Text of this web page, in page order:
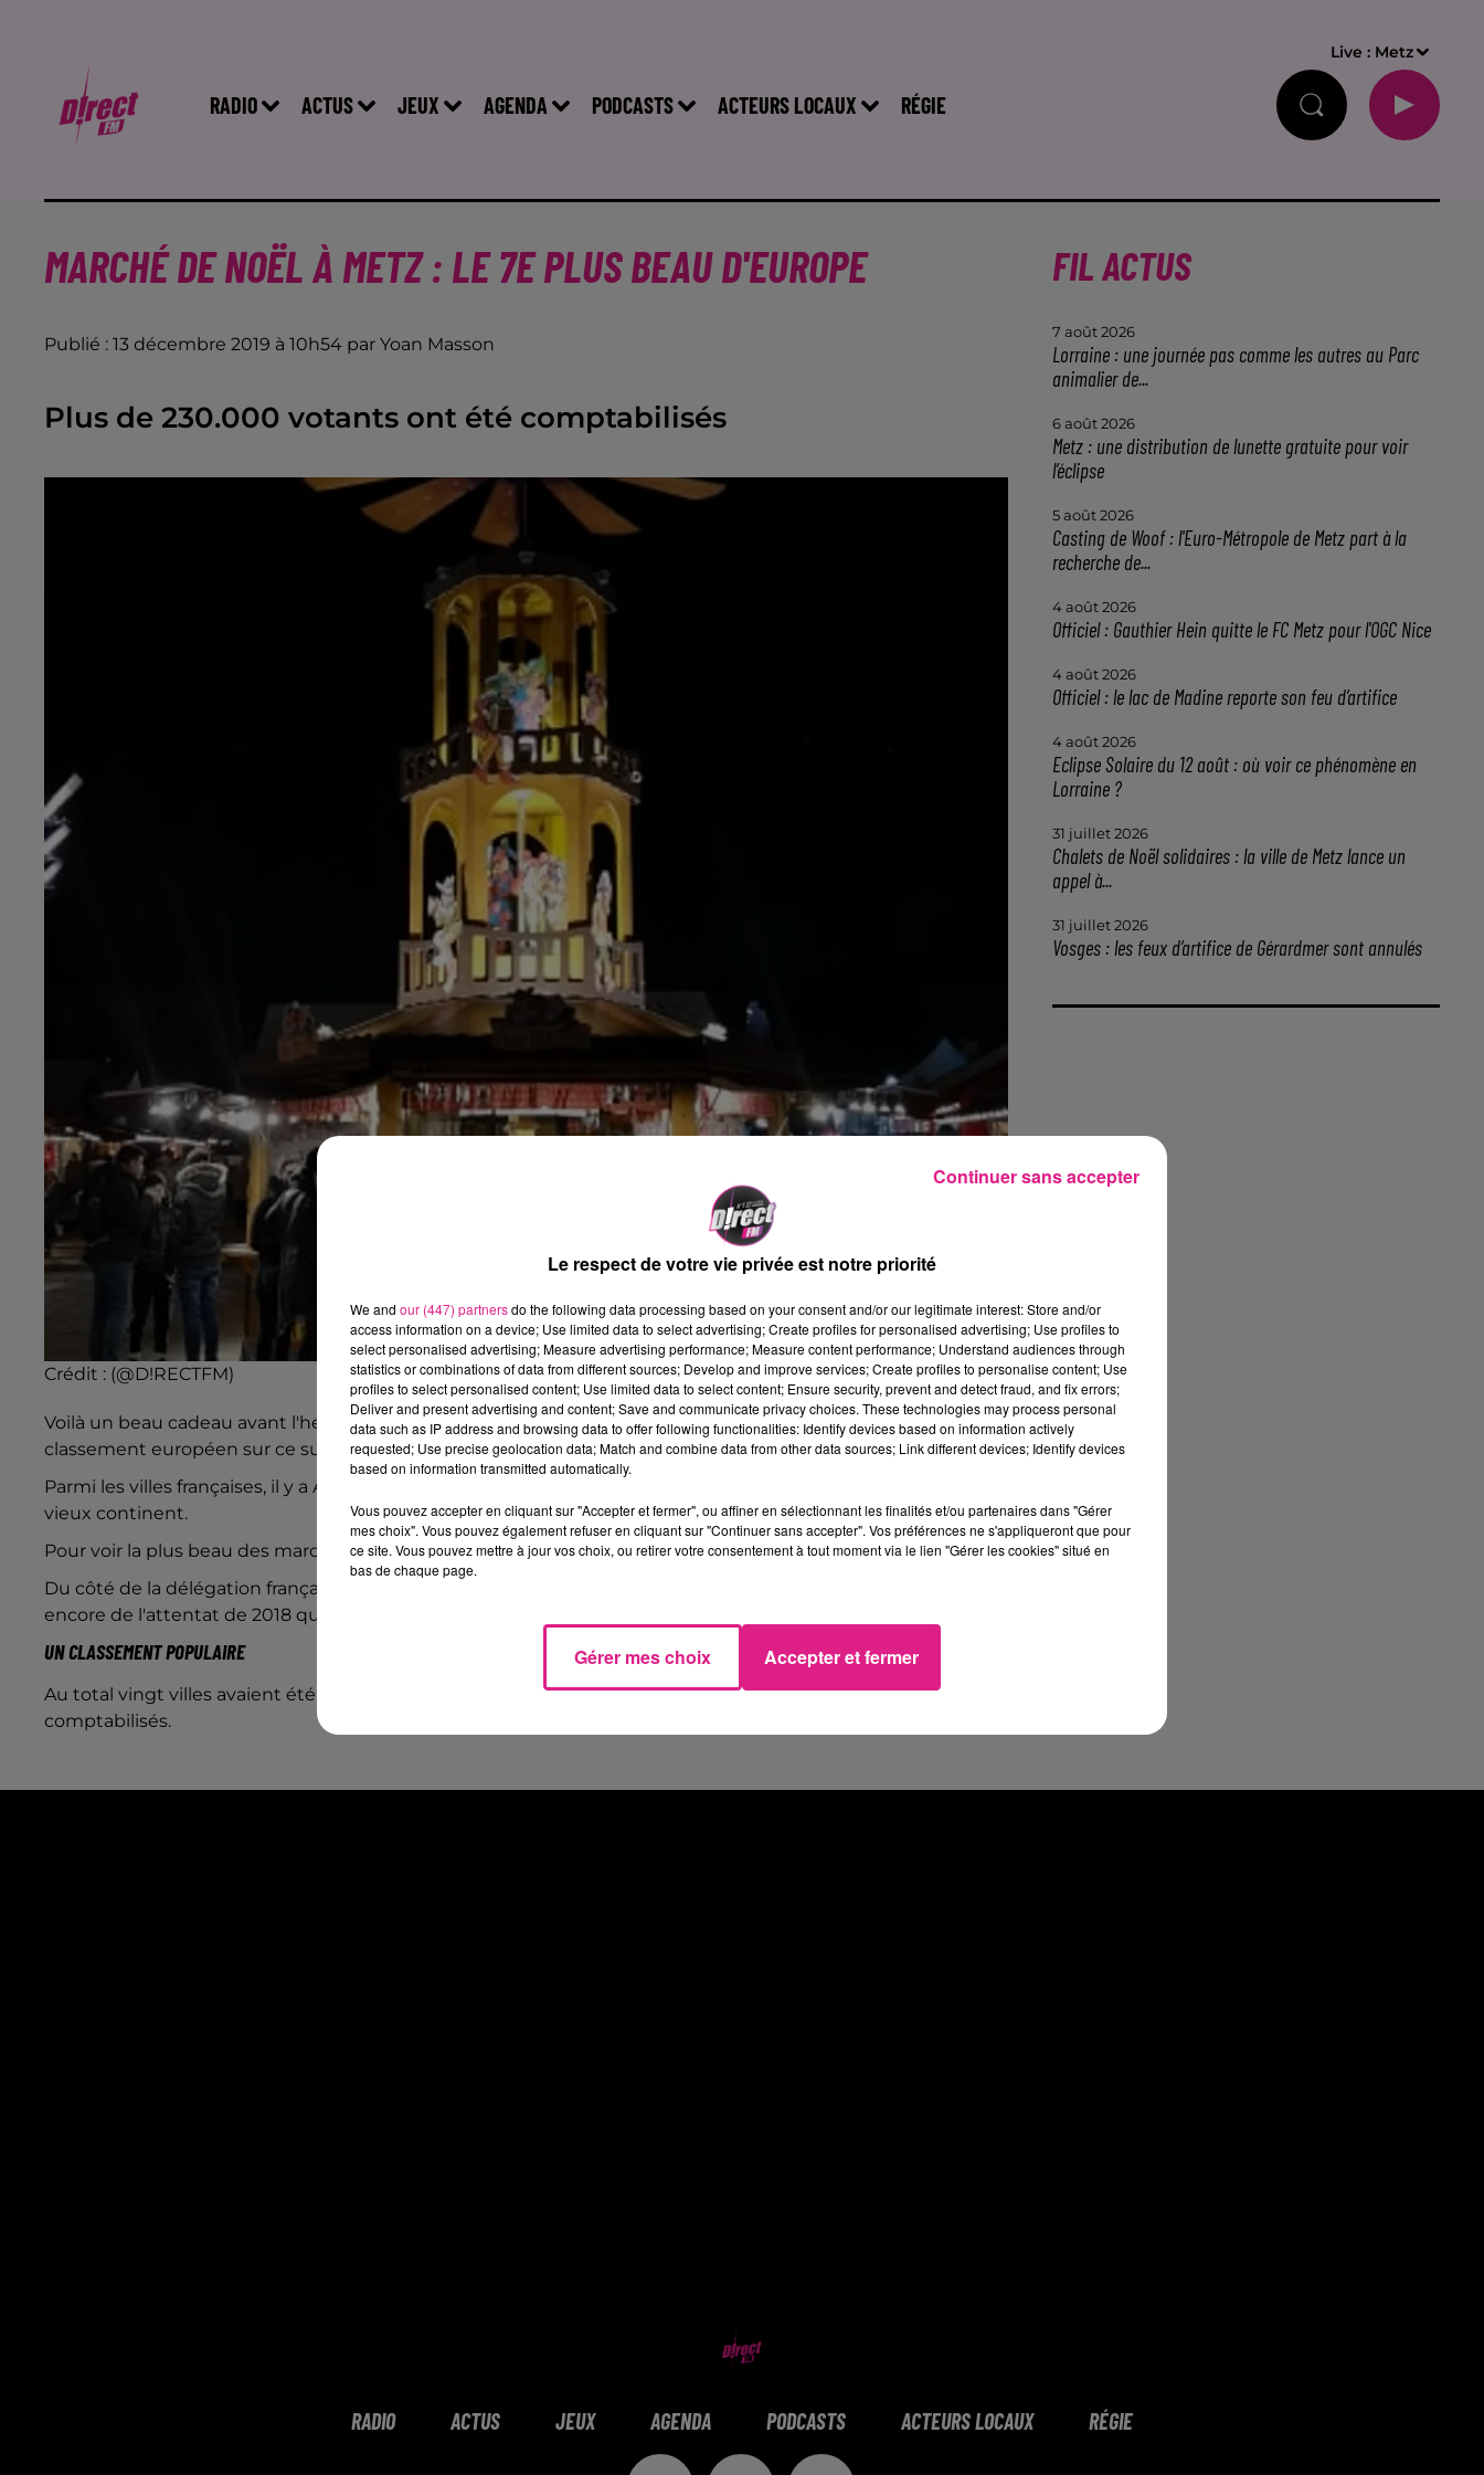
RADIO ACTUS JEUX AGENDA PODCASTS ACTEURS LOCAUX RÉGIE
Live : Metz
MARCHÉ DE NOËL À METZ : LE 7E PLUS BEAU D'EUROPE
Publié : 13 décembre 2019 à 10h54 par Yoan Masson
Plus de 230.000 votants ont été comptabilisés
Crédit : (@D!RECTFM)
Voilà un beau cadeau avant l'heure pour la ville de Metz. Son marché de Noël termine à la7e placed'un
classement européen sur ce sujet.
Parmi les villes françaises, il y a Amiens et
vieux continent.
Pour voir la plus beau des marchés de Noël en Europe. Il faudra se rendre àBudapesten Hongrie.
Du côté de la délégation française, on peut s'étonner de ne pas voir Strasbourg. La ville Alsacienne se remet
encore de l'attentat de 2018 qui a tristement fêté son premier anniversaire cette semaine.
UN CLASSEMENT POPULAIRE
Au total vingt villes avaient été sélectionnées dans toute l'Europe. Plus de230.000 votantsont été
comptabilisés.
FIL ACTUS
7 août 2026
Lorraine : une journée pas comme les autres au Parc
animalier de...
6 août 2026
Metz : une distribution de lunette gratuite pour voir
l’éclipse
5 août 2026
Casting de Woof : l'Euro-Métropole de Metz part à la
recherche de...
4 août 2026
Officiel : Gauthier Hein quitte le FC Metz pour l'OGC Nice
4 août 2026
Officiel : le lac de Madine reporte son feu d’artifice
4 août 2026
Eclipse Solaire du 12 août : où voir ce phénomène en
Lorraine ?
31 juillet 2026
Chalets de Noël solidaires : la ville de Metz lance un
appel à...
31 juillet 2026
Vosges : les feux d’artifice de Gérardmer sont annulés
RADIO ACTUS JEUX AGENDA PODCASTS ACTEURS LOCAUX RÉGIE
Le respect de votre vie privée est notre priorité
We and our (447) partnersdo the following data processing based on your consent and/or our legitimate interest: Store and/or
access information on a device; Use limited data to select advertising; Create profiles for personalised advertising; Use profiles to
select personalised advertising; Measure advertising performance; Measure content performance; Understand audiences through
statistics or combinations of data from different sources; Develop and improve services; Create profiles to personalise content; Use
profiles to select personalised content; Use limited data to select content; Ensure security, prevent and detect fraud, and fix errors;
Deliver and present advertising and content; Save and communicate privacy choices. These technologies may process personal
data such as IP address and browsing data to offer following functionalities: Identify devices based on information actively
requested; Use precise geolocation data; Match and combine data from other data sources; Link different devices; Identify devices
based on information transmitted automatically.
Vous pouvez accepter en cliquant sur "Accepter et fermer", ou affiner en sélectionnant les finalités et/ou partenaires dans "Gérer
mes choix". Vous pouvez également refuser en cliquant sur "Continuer sans accepter". Vos préférences ne s'appliqueront que pour
ce site. Vous pouvez mettre à jour vos choix, ou retirer votre consentement à tout moment via le lien "Gérer les cookies" situé en
bas de chaque page.
Gérer mes choix Accepter et fermer
Continuer sans accepter